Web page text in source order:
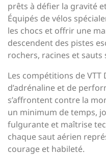
prêts à défier la gravité
Équipés de vélos
les chocs et offrir une
descendent des pistes
rochers, racines et sauts
Les compétitions de
d’adrénaline et de
s’affrontent contre la
un minimum de temps,
fulgurante et maîtrise
chaque saut aérien
courage et habileté.